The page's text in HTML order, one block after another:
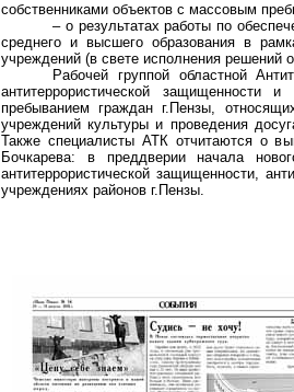
собственниками объектов с массовым
– о результатах работы по
среднего и высшего образования в
учреждений (в свете исполнения решений
Рабочей группой областной
антитеррористической защищенности
пребыванием граждан г.Пензы,
учреждений культуры и проведения
Также специалисты АТК отчитаются о
Бочкарева: в преддверии начала
антитеррористической защищенности,
учреждениях районов г.Пензы.